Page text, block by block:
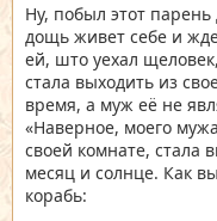
Ну, побыл этот парень
дощь живет себе и
ей, што уехал
стала выходить из
время, а муж её не
«Наверное, моего
своей комнате,
месяц и солнце. Как
корабь: